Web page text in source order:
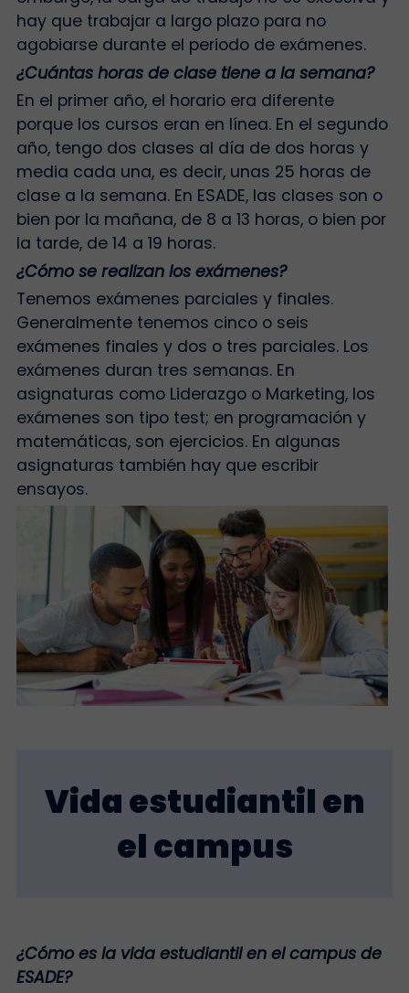
hay que trabajar a largo plazo para no
agobiarse durante el periodo de exámenes.
¿Cuántas horas de clase tiene a la semana?
En el primer año, el horario era diferente
porque los cursos eran en línea. En el segundo
año, tengo dos clases al día de dos horas y
media cada una, es decir, unas 25 horas de
clase a la semana. En ESADE, las clases son o
bien por la mañana, de 8 a 13 horas, o bien por
la tarde, de 14 a 19 horas.
¿Cómo se realizan los exámenes?
Tenemos exámenes parciales y finales.
Generalmente tenemos cinco o seis
exámenes finales y dos o tres parciales. Los
exámenes duran tres semanas. En
asignaturas como Liderazgo o Marketing, los
exámenes son tipo test; en programación y
matemáticas, son ejercicios. En algunas
asignaturas también hay que escribir
ensayos.
Vida estudiantil en
el campus
¿Cómo es la vida estudiantil en el campus de
ESADE?